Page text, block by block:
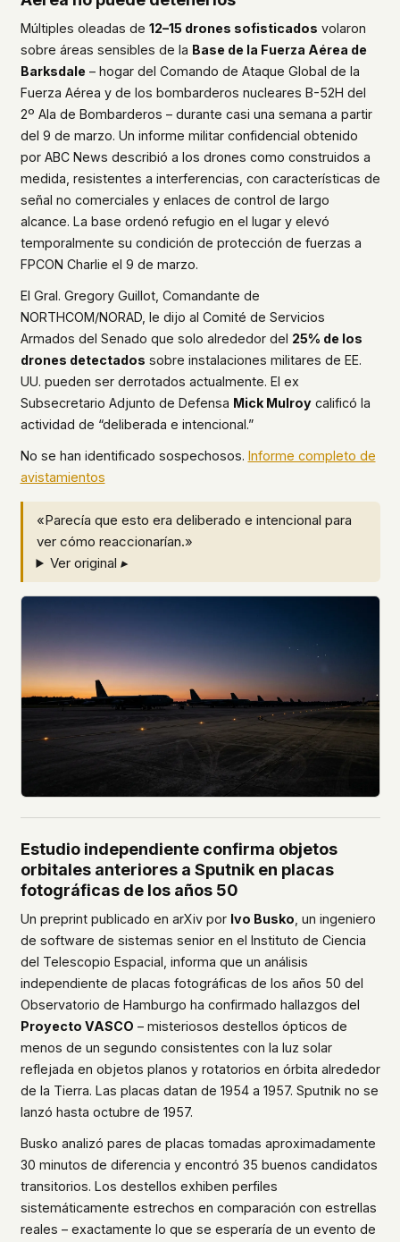
Múltiples oleadas de 12–15 drones sofisticados volaron
sobre áreas sensibles de la Base de la Fuerza Aérea de
Barksdale – hogar del Comando de Ataque Global de la
Fuerza Aérea y de los bombarderos nucleares B-52H del
2º Ala de Bombarderos – durante casi una semana a partir
del 9 de marzo. Un informe militar confidencial obtenido
por ABC News describió a los drones como construidos a
medida, resistentes a interferencias, con características de
señal no comerciales y enlaces de control de largo
alcance. La base ordenó refugio en el lugar y elevó
temporalmente su condición de protección de fuerzas a
FPCON Charlie el 9 de marzo.
El Gral. Gregory Guillot, Comandante de
NORTHCOM/NORAD, le dijo al Comité de Servicios
Armados del Senado que solo alrededor del 25% de los
drones detectados sobre instalaciones militares de EE.
UU. pueden ser derrotados actualmente. El ex
Subsecretario Adjunto de Defensa Mick Mulroycalificó la
actividad de “deliberada e intencional.”
No se han identificado sospechosos. Informe completo de
avistamientos
«Parecía que esto era deliberado e intencional para
ver cómo reaccionarían.»
Ver original ▸
Estudio independiente confirma objetos
orbitales anteriores a Sputnik en placas
fotográficas de los años 50
Un preprint publicado en arXiv por Ivo Busko , un ingeniero
de software de sistemas senior en el Instituto de Ciencia
del Telescopio Espacial, informa que un análisis
independiente de placas fotográficas de los años 50 del
Observatorio de Hamburgo ha confirmado hallazgos del
Proyecto VASCO – misteriosos destellos ópticos de
menos de un segundo consistentes con la luz solar
reflejada en objetos planos y rotatorios en órbita alrededor
de la Tierra. Las placas datan de 1954 a 1957. Sputnik no se
lanzó hasta octubre de 1957.
Busko analizó pares de placas tomadas aproximadamente
30 minutos de diferencia y encontró 35 buenos candidatos
transitorios. Los destellos exhiben perfiles
sistemáticamente estrechos en comparación con estrellas
reales – exactamente lo que se esperaría de un evento de